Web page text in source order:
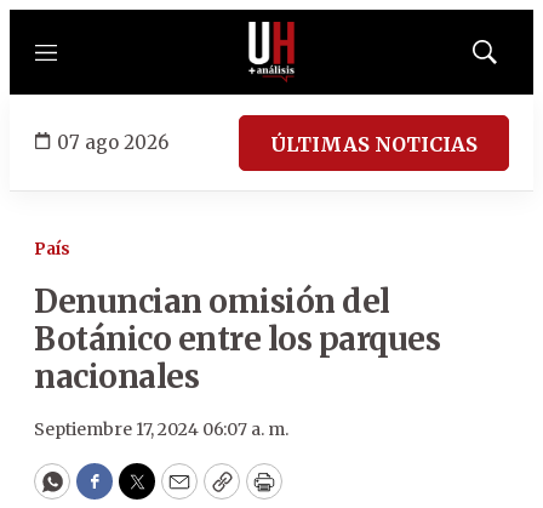
Menú
Mostrar
07 ago 2026 ÚLTIMAS NOTICIAS
País
Denuncian omisión del
Botánico entre los parques
nacionales
Septiembre 17, 2024 06:07 a. m.
WhatsApp
Facebook
Twitter
EmailCopyPrint